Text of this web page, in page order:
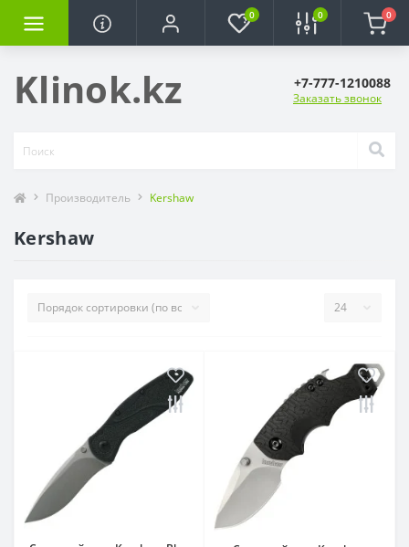
0 0 0
Klinok.kz +7-777-1210088
Заказать звонок
Производитель Kershaw
Kershaw